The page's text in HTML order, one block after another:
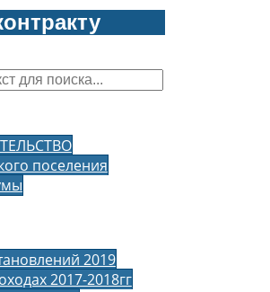
поселения
2019
2017-2018гг